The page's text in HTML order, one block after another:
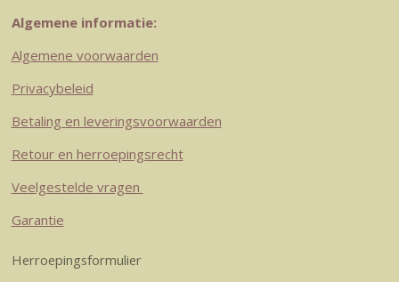
Algemene informatie:
Algemene voorwaarden
Privacybeleid
Betaling en leveringsvoorwaarden
Retour en herroepingsrecht
Veelgestelde vragen
Garantie
Herroepingsformulier